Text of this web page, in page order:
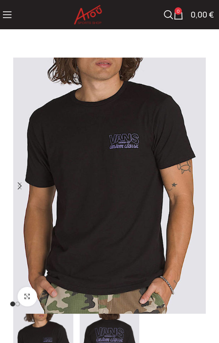
0 0,00€
Click to enlarge